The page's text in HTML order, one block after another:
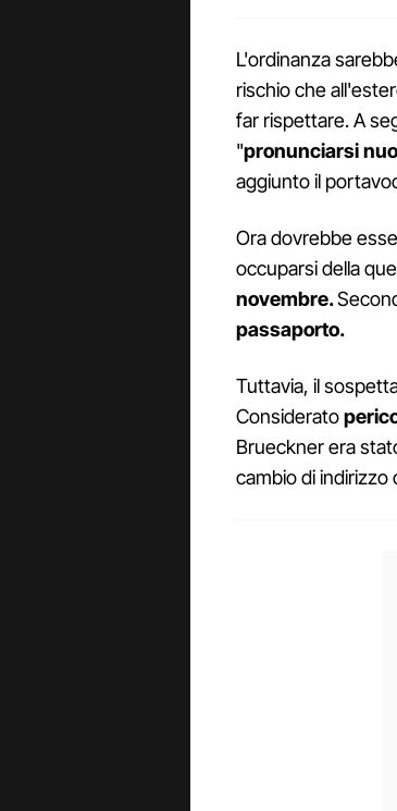
L'ordinanza
rischio che
far rispettare. A
"pronunciarsi
aggiunto il
Ora dovrebbe
occuparsi della
novembre.
passaporto.
Tuttavia, il
Considerato
Brueckner era
cambio di